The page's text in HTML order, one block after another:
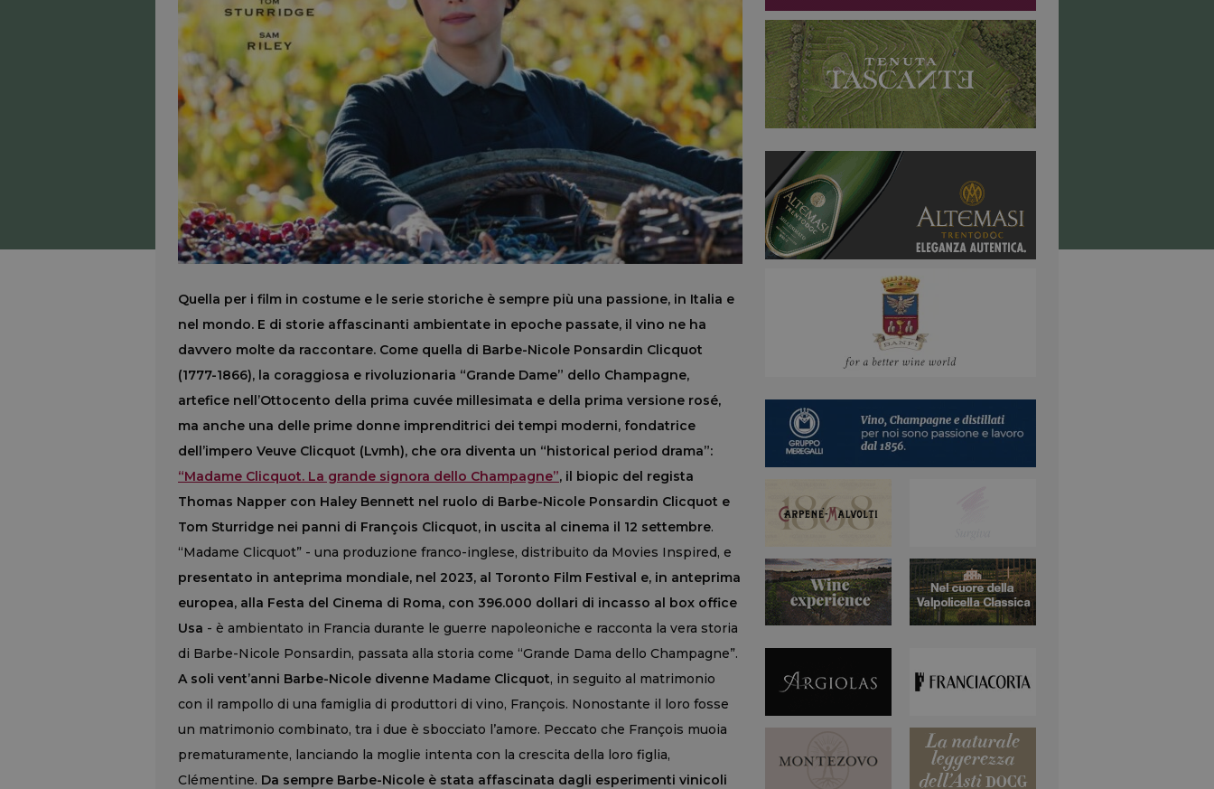
Quella per i film in costume e le serie storiche è sempre più una passione, in Italia e
nel mondo. E di storie affascinanti ambientate in epoche passate, il vino ne ha
davvero molte da raccontare. Come quella di Barbe-Nicole Ponsardin Clicquot
(1777-1866), la coraggiosa e rivoluzionaria “Grande Dame” dello Champagne,
artefice nell’Ottocento della prima cuvée millesimata e della prima versione rosé,
ma anche una delle prime donne imprenditrici dei tempi moderni, fondatrice
dell’impero Veuve Clicquot (Lvmh), che ora diventa un “historical period drama”:
“Madame Clicquot. La grande signora dello Champagne”, il biopic del regista
Thomas Napper con Haley Bennett nel ruolo di Barbe-Nicole Ponsardin Clicquot e
Tom Sturridge nei panni di François Clicquot, in uscita al cinema il 12 settembre.
“Madame Clicquot” - una produzione franco-inglese, distribuito da Movies Inspired, e
presentato in anteprima mondiale, nel 2023, al Toronto Film Festival e, in anteprima
europea, alla Festa del Cinema di Roma, con 396.000 dollari di incasso al box office
Usa - è ambientato in Francia durante le guerre napoleoniche e racconta la vera storia
di Barbe-Nicole Ponsardin, passata alla storia come “Grande Dama dello Champagne”.
A soli vent’anni Barbe-Nicole divenne Madame Clicquot, in seguito al matrimonio
con il rampollo di una famiglia di produttori di vino, François. Nonostante il loro fosse
un matrimonio combinato, tra i due è sbocciato l’amore. Peccato che François muoia
prematuramente, lanciando la moglie intenta con la crescita della loro figlia,
Clémentine. Da sempre Barbe-Nicole è stata affascinata dagli esperimenti vinicoli